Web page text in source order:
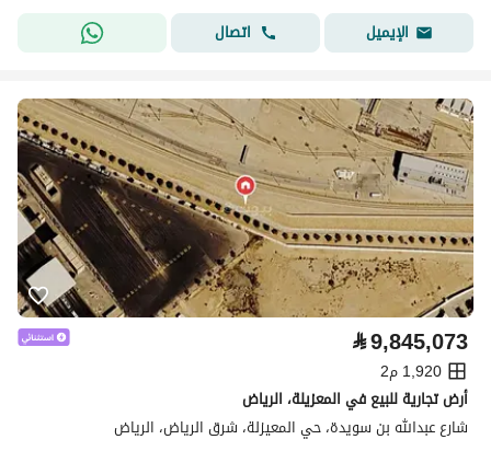
الإيميل
اتصال
⃁9,845,073
1,920 م2
أرض تجارية للبيع في المعزيلة، الرياض
شارع عبدالله بن سويدة، حي المعيزلة، شرق الرياض، الرياض